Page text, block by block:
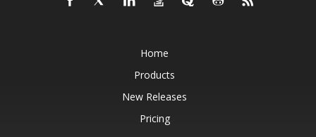
Home
Products
New Releases
Pricing